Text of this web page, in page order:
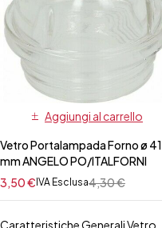
Aggiungi al carrello
Vetro Portalampada Forno ø 41
mm ANGELO PO/ITALFORNI
4,30€
3,50€ IVA Esclusa
Caratteristiche Generali Vetro